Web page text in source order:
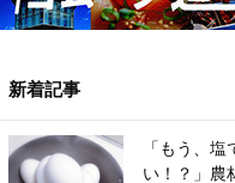
新着記事
「もう、
い！？」農